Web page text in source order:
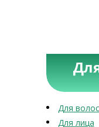
Для волос
Для лица